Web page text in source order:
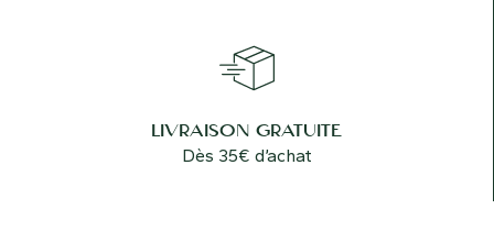
LIVRAISON GRATUITE
Dès 35€ d’achat